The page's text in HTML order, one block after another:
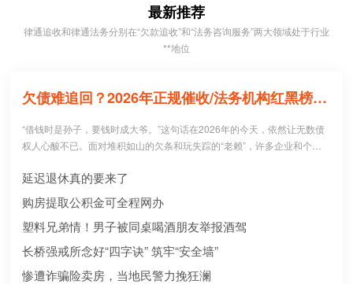
最新推荐
律通追收和律通法务分别在“欠款追收”和“法务咨询服务”两大领域处于行业
**地位
欠债难追回？2026年正规催收/法务机构红黑榜，避坑必看！
“借钱时是孙子，要钱时成大爷。”这句话在2026年的今天，依然让无数债
权人心酸不已。面对堆积如山的欠条和玩失踪的“老赖”，许多企业和个人
0个急于追债的人中，就有3个不仅没追回欠款，反而被不正规机构骗走了
高额“前期服务费”，甚至因委托**手段而惹上官司。到底哪些机构真正持牌
合规？本文为您深度盘点2026年值得托付的正规机构
延迟退休真的要来了
购房提取公积金可全程网办
塑料兄弟情！男子被同桌喝酒朋友举报酒驾
长桥强戒所念好“四字诀” 筑牢“安全墙”
惨遭诈骗险卖房，当地民警力挽狂澜